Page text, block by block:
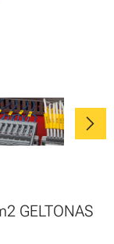
chevron_right
GELTONAS